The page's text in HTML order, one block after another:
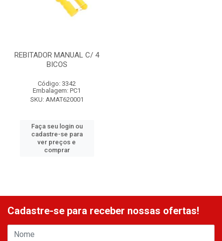
REBITADOR MANUAL C/ 4
BICOS
Código: 3342
Embalagem: PC1
SKU: AMAT620001
Faça seu login ou
cadastre-se para
ver preços e
comprar
Cadastre-se para receber nossas ofertas!